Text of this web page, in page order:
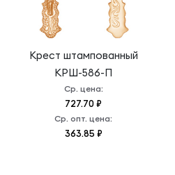
Крест штампованный
КРШ-586-П
Ср. цена:
727.70 ₽
Ср. опт. цена:
363.85 ₽